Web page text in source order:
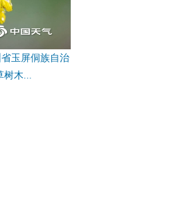
玉屏侗族自治
树木...